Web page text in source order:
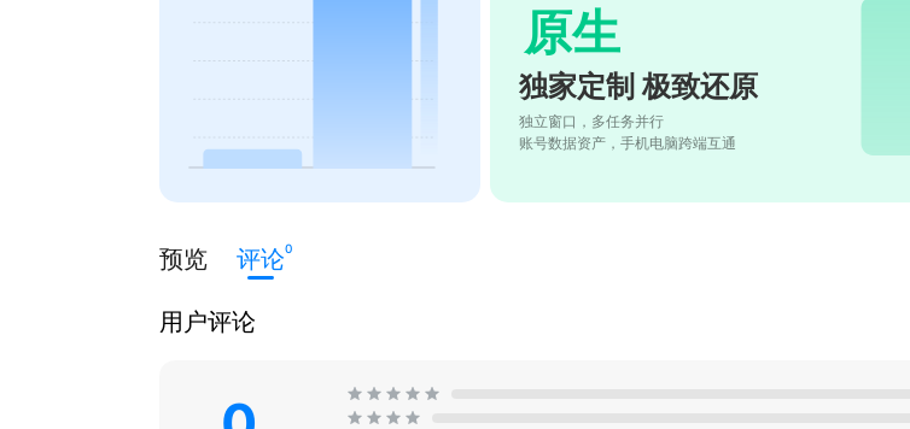
原生
独家定制 极致还原
独立窗口，多任务并行
账号数据资产，手机电脑跨端互通
预览 评论0
用户评论